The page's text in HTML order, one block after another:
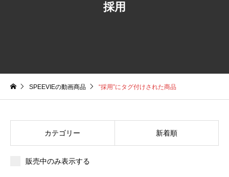
採用
SPEEVIEの動画商品 “採用”にタグ付けされた商品
カテゴリー 新着順
販売中のみ表示する